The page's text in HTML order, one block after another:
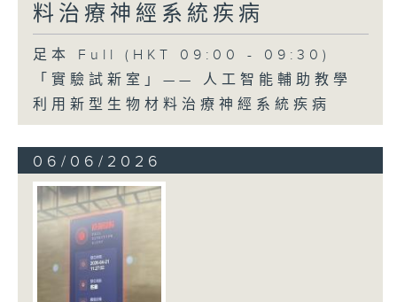
料治療神經系統疾病
足本 Full (HKT 09:00 - 09:30)
「實驗試新室」—— 人工智能輔助教學
利用新型生物材料治療神經系統疾病
06/06/2026